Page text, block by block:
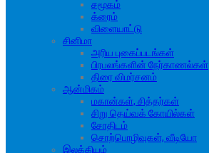
சமூகம்
க்ரைம்
விளையாட்டு
சினிமா
அரிய புகைப்படங்கள்
பிரபலங்களின் நேர்காணல்கள்
திரை விமர்சனம்
ஆன்மிகம்
மகான்கள், சித்தர்கள்
சிறு தெய்வக் கோயில்கள்
சோதிடம்
சொற்பொழிவுகள், வீடியோ
இலக்கியம்